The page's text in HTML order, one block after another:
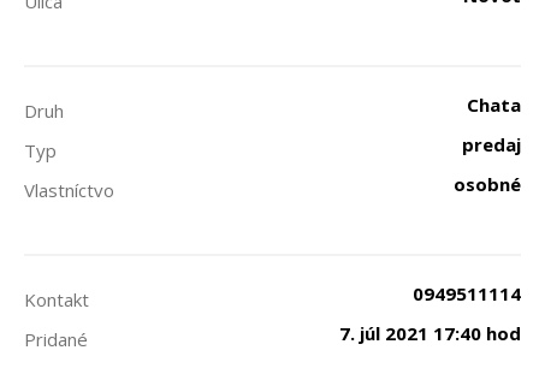
Druh
Chata
Typ
predaj
Vlastníctvo
osobné
Kontakt
0949511114
Pridané
7. júl 2021 17:40 hod